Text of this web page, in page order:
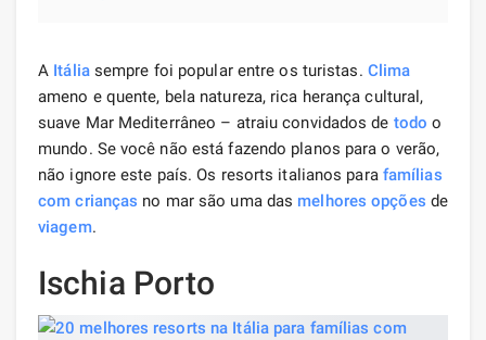
A Itáliasempre foi popular entre os turistas. Clima
ameno e quente, bela natureza, rica herança cultural,
suave Mar Mediterrâneo – atraiu convidados de todo o
mundo. Se você não está fazendo planos para o verão,
não ignore este país. Os resorts italianos para famílias
com crianças no mar são uma das melhores opções de
viagem.
Ischia Porto